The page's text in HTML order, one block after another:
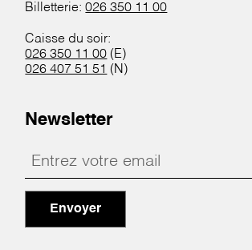
Billetterie:026 350 11 00
Caisse du soir:
026 350 11 00 (E)
026 407 51 51 (N)
Newsletter
Envoyer